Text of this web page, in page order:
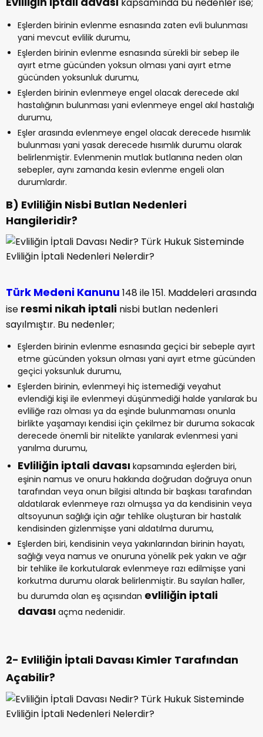
Eşlerden birinin evlenme esnasında zaten evli bulunması
yani mevcut evlilik durumu,
Eşlerden birinin evlenme esnasında sürekli bir sebep ile
ayırt etme gücünden yoksun olması yani ayırt etme
gücünden yoksunluk durumu,
Eşlerden birinin evlenmeye engel olacak derecede akıl
hastalığının bulunması yani evlenmeye engel akıl hastalığı
durumu,
Eşler arasında evlenmeye engel olacak derecede hısımlık
bulunması yani yasak derecede hısımlık durumu olarak
belirlenmiştir. Evlenmenin mutlak butlanına neden olan
sebepler, aynı zamanda kesin evlenme engeli olan
durumlardır.
B) Evliliğin Nisbi Butlan Nedenleri
Hangileridir?
Türk Medeni Kanunu 148 ile 151. Maddeleri arasında
ise resmi nikah iptali nisbi butlan nedenleri
sayılmıştır. Bu nedenler;
Eşlerden birinin evlenme esnasında geçici bir sebeple ayırt
etme gücünden yoksun olması yani ayırt etme gücünden
geçici yoksunluk durumu,
Eşlerden birinin, evlenmeyi hiç istemediği veyahut
evlendiği kişi ile evlenmeyi düşünmediği halde yanılarak bu
evliliğe razı olması ya da eşinde bulunmaması onunla
birlikte yaşamayı kendisi için çekilmez bir duruma sokacak
derecede önemli bir nitelikte yanılarak evlenmesi yani
yanılma durumu,
Evliliğin iptali davası kapsamında eşlerden biri,
eşinin namus ve onuru hakkında doğrudan doğruya onun
tarafından veya onun bilgisi altında bir başkası tarafından
aldatılarak evlenmeye razı olmuşsa ya da kendisinin veya
altsoyunun sağlığı için ağır tehlike oluşturan bir hastalık
kendisinden gizlenmişse yani aldatılma durumu,
Eşlerden biri, kendisinin veya yakınlarından birinin hayatı,
sağlığı veya namus ve onuruna yönelik pek yakın ve ağır
bir tehlike ile korkutularak evlenmeye razı edilmişse yani
korkutma durumu olarak belirlenmiştir. Bu sayılan haller,
bu durumda olan eş açısından evliliğin iptali
davası açma nedenidir.
2- Evliliğin İptali Davası Kimler Tarafından
Açabilir?